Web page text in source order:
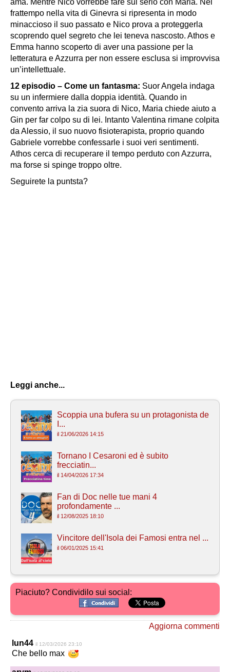
ama. Mentre Nico vorrebbe fare sul serio con Maria. Nel
frattempo nella vita di Ginevra si ripresenta in modo
minaccioso il suo passato e Nico prova a proteggerla
scoprendo quel segreto che lei teneva nascosto. Athos e
Emma hanno scoperto di aver una passione per la
letteratura e Azzurra per non essere esclusa si improvvisa
un’intellettuale.
12 episodio – Come un fantasma: Suor Angela indaga
su un infermiere dalla doppia identità. Quando in
convento arriva la zia suora di Nico, Maria chiede aiuto a
Gin per far colpo su di lei. Intanto Valentina rimane colpita
da Alessio, il suo nuovo fisioterapista, proprio quando
Gabriele vorrebbe confessarle i suoi veri sentimenti.
Athos cerca di recuperare il tempo perduto con Azzurra,
ma forse si spinge troppo oltre.
Seguirete la puntsta?
Leggi anche...
Scoppia una bufera su un protagonista de
I...
il 21/06/2026 14:15
Tornano I Cesaroni ed è subito
frecciatin...
il 14/04/2026 17:34
Fan di Doc nelle tue mani 4
profondamente ...
il 12/08/2025 18:10
Vincitore dell'Isola dei Famosi entra nel ...
il 06/01/2025 15:41
Piaciuto? Condividilo sui social:
Aggiorna commenti
lun44 il 12/03/2026 23:10
Che bello max